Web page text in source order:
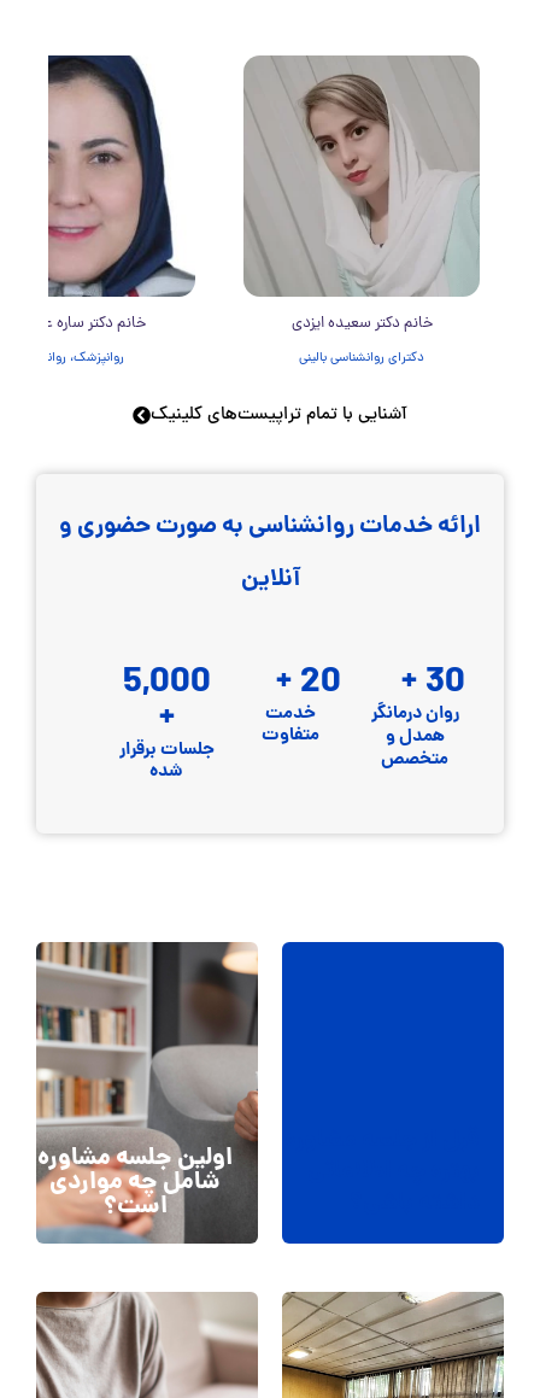
خانم دکتر سعیده ایزدی
دکترای روانشناسی بالینی
خانم دکتر ساره عسکری
روانپزشک، روانکاو
آشنایی با تمام تراپیست‌های کلینیک
ارائه خدمات روانشناسی به صورت حضوری و
آنلاین
30
+
روان درمانگر
همدل و
متخصص
20
+
خدمت
متفاوت
5,000
+
جلسات برقرار
شده
اولین جلسه مشاوره
شامل چه مواردی
است؟